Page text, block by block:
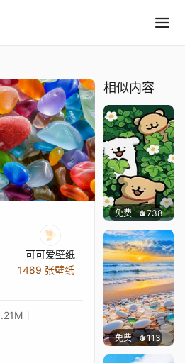
可可爱壁纸
1489 张壁纸
相似内容
免费 738渔小小
免费 113渔小小